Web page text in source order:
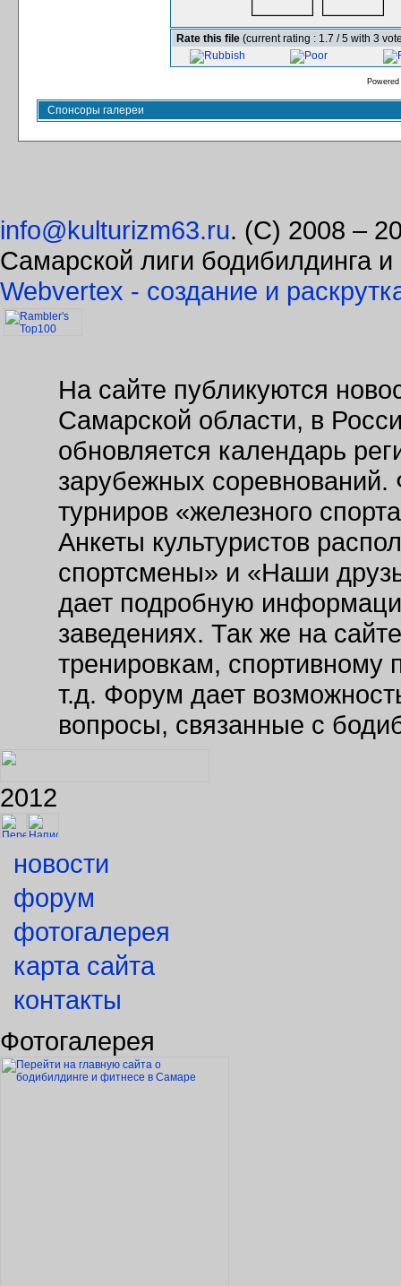
Rate this file (current rating : 1.7 / 5 with 3
Спонсоры галереи
info@kulturizm63.ru. (C) 2008 –
Самарской лиги бодибилдинга
Webvertex - создание и
На сайте публикуются
Самарской области, в
обновляется календарь
зарубежных соревнований.
турниров «железного
Анкеты культуристов
спортсмены» и «Наши
дает подробную
заведениях. Так же на
тренировкам, спортивному
т.д. Форум дает
вопросы, связанные с
2012
новости
форум
фотогалерея
карта сайта
контакты
Фотогалерея